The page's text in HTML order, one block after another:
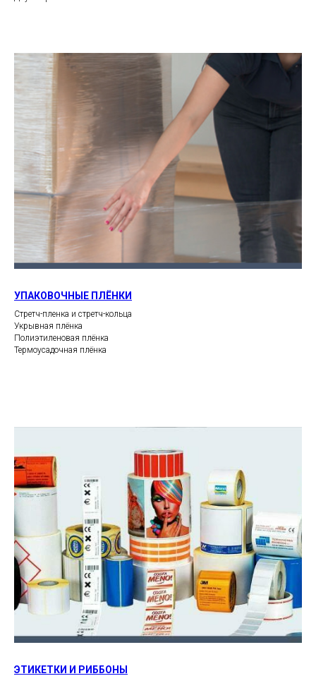
УПАКОВОЧНЫЕ ПЛЁНКИ
Стретч-пленка и стретч-кольца
Укрывная плёнка
Полиэтиленовая плёнка
Термоусадочная плёнка
ЭТИКЕТКИ И РИББОНЫ